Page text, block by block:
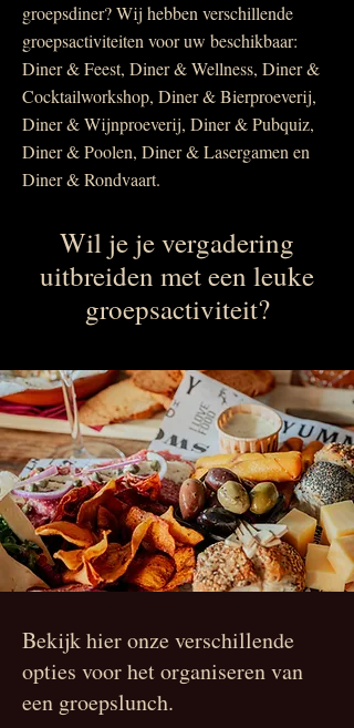
groepsdiner? Wij hebben verschillende
groepsactiviteiten voor uw beschikbaar:
Diner & Feest, Diner & Wellness, Diner &
Cocktailworkshop, Diner & Bierproeverij,
Diner & Wijnproeverij, Diner & Pubquiz,
Diner & Poolen, Diner & Lasergamen en
Diner & Rondvaart.​​
Wil je je vergadering
uitbreiden met een leuke
groepsactiviteit?
Bekijk hier onze verschillende
opties voor het organiseren van
een groepslunch.